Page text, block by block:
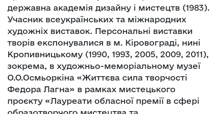
державна академія дизайну і мистецтв (1983).
Учасник всеукраїнських та міжнародних
художніх виставок. Персональні виставки
творів експонувалися в м. Кіровограді, нині
Кропивницькому (1990, 1993, 2005, 2009, 2011),
зокрема, в художньо-меморіальному музеї
О.О.Осмьоркіна «Життєва сила творчості
Федора Лагна» в рамках мистецького
проєкту «Лауреати обласної премії в сфері
образотворчого мистецтва та